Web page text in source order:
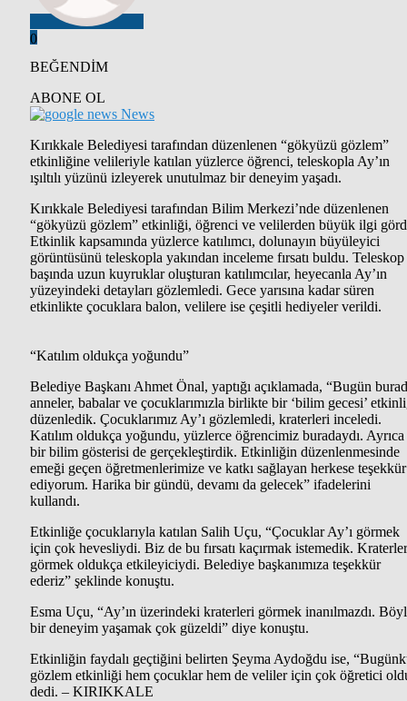
0
BEĞENDİM
ABONE OL
News
Kırıkkale Belediyesi tarafından düzenlenen “gökyüzü gözlem”
etkinliğine velileriyle katılan yüzlerce öğrenci, teleskopla Ay’ın
ışıltılı yüzünü izleyerek unutulmaz bir deneyim yaşadı.
Kırıkkale Belediyesi tarafından Bilim Merkezi’nde düzenlenen
“gökyüzü gözlem” etkinliği, öğrenci ve velilerden büyük ilgi
Etkinlik kapsamında yüzlerce katılımcı, dolunayın büyüleyici
görüntüsünü teleskopla yakından inceleme fırsatı buldu. Teleskop
başında uzun kuyruklar oluşturan katılımcılar, heyecanla Ay’ın
yüzeyindeki detayları gözlemledi. Gece yarısına kadar süren
etkinlikte çocuklara balon, velilere ise çeşitli hediyeler verildi.
“Katılım oldukça yoğundu”
Belediye Başkanı Ahmet Önal, yaptığı açıklamada, “Bugün
anneler, babalar ve çocuklarımızla birlikte bir ‘bilim gecesi’
düzenledik. Çocuklarımız Ay’ı gözlemledi, kraterleri inceledi.
Katılım oldukça yoğundu, yüzlerce öğrencimiz buradaydı. Ayrıca
bir bilim gösterisi de gerçekleştirdik. Etkinliğin düzenlenmesinde
emeği geçen öğretmenlerimize ve katkı sağlayan herkese teşekkür
ediyorum. Harika bir gündü, devamı da gelecek” ifadelerini
kullandı.
Etkinliğe çocuklarıyla katılan Salih Uçu, “Çocuklar Ay’ı görmek
için çok hevesliydi. Biz de bu fırsatı kaçırmak istemedik.
görmek oldukça etkileyiciydi. Belediye başkanımıza teşekkür
ederiz” şeklinde konuştu.
Esma Uçu, “Ay’ın üzerindeki kraterleri görmek inanılmazdı.
bir deneyim yaşamak çok güzeldi” diye konuştu.
Etkinliğin faydalı geçtiğini belirten Şeyma Aydoğdu ise,
gözlem etkinliği hem çocuklar hem de veliler için çok öğretici
dedi. – KIRIKKALE